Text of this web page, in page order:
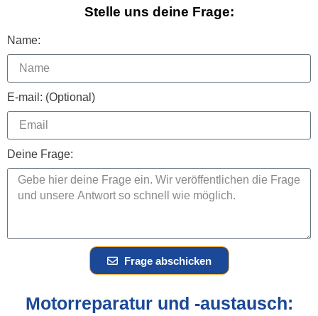
Stelle uns deine Frage:
Name:
E-mail: (Optional)
Deine Frage:
Frage abschicken
Motorreparatur und -austausch: